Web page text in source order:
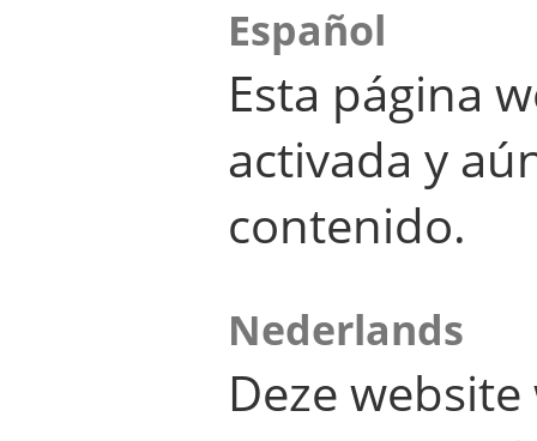
Español
Esta página
activada y
contenido.
Nederlands
Deze